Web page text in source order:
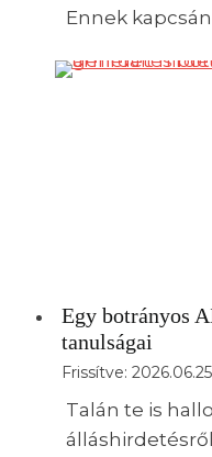
Ennek
Egy botrányos
tanulságai
Frissítve:
Talán te is